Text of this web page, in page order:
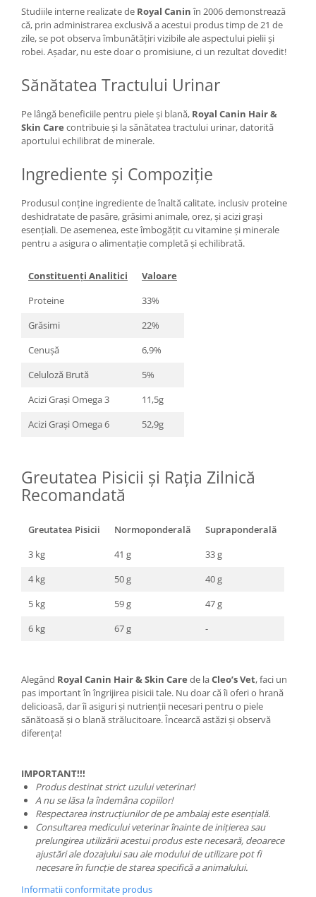
Studiile interne realizate de Royal Caninîn 2006 demonstrează
că, prin administrarea exclusivă a acestui produs timp de 21 de
zile, se pot observa îmbunătățiri vizibile ale aspectului pielii și
robei. Așadar, nu este doar o promisiune, ci un rezultat dovedit!
Sănătatea Tractului Urinar
Pe lângă beneficiile pentru piele și blană, Royal Canin Hair &
Skin Care contribuie și la sănătatea tractului urinar, datorită
aportului echilibrat de minerale.
Ingrediente și Compoziție
Produsul conține ingrediente de înaltă calitate, inclusiv proteine
deshidratate de pasăre, grăsimi animale, orez, și acizi grași
esențiali. De asemenea, este îmbogățit cu vitamine și minerale
pentru a asigura o alimentație completă și echilibrată.
Constituenți Analitici
Valoare
Proteine
33%
Grăsimi
22%
Cenușă
6,9%
Celuloză Brută
5%
Acizi Grași Omega 3
11,5g
Acizi Grași Omega 6
52,9g
Greutatea Pisicii și Rația Zilnică
Recomandată
Greutatea Pisicii Normoponderală
Supraponderală
3 kg
41 g
33 g
4 kg
50 g
40 g
5 kg
59 g
47 g
6 kg
67 g -
Alegând Royal Canin Hair & Skin Care de laCleo’s Vet, faci un
pas important în îngrijirea pisicii tale. Nu doar că îi oferi o hrană
delicioasă, dar îi asiguri și nutrienții necesari pentru o piele
sănătoasă și o blană strălucitoare. Încearcă astăzi și observă
diferența!
IMPORTANT!!!
Produs destinat strict uzului veterinar!
A nu se lăsa la îndemâna copiilor!
Respectarea instrucțiunilor de pe ambalaj este esențială.
Consultarea medicului veterinar înainte de inițierea sau
prelungirea utilizării acestui produs este necesară, deoarece
ajustări ale dozajului sau ale modului de utilizare pot fi
necesare în funcție de starea specifică a animalului.
Informatii conformitate produs